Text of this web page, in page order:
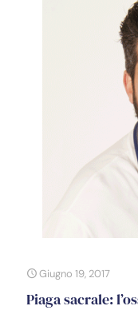
Giugno 19, 2017
Piaga sacrale: